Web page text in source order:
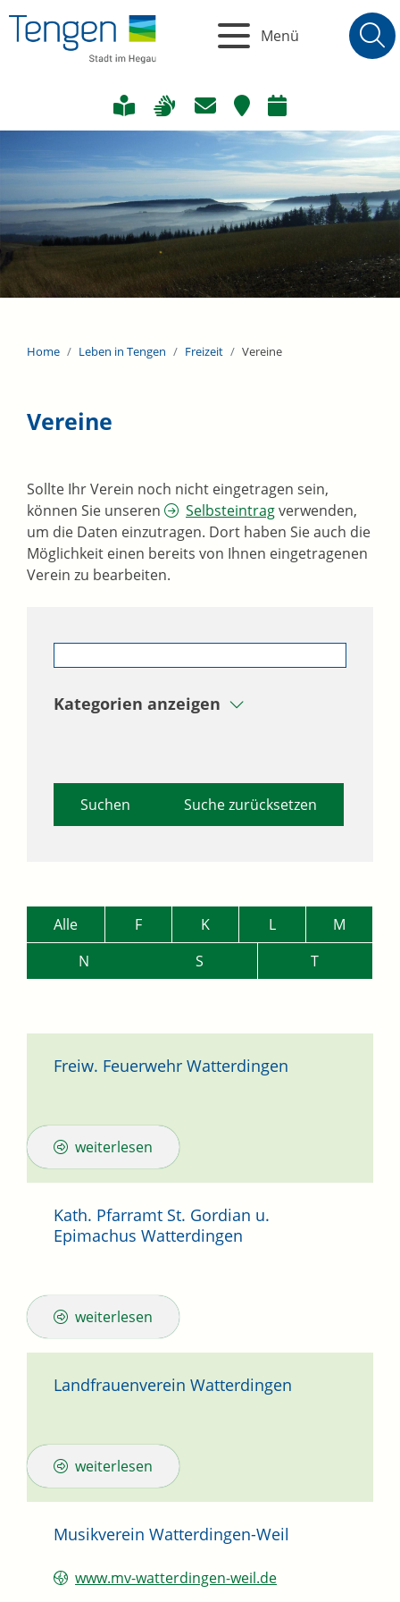
Menü
Home Leben in Tengen Freizeit Vereine
Vereine
Sollte Ihr Verein noch nicht eingetragen sein,
können Sie unseren
Selbsteintragverwenden,
um die Daten einzutragen. Dort haben Sie auch die
Möglichkeit einen bereits von Ihnen eingetragenen
Verein zu bearbeiten.
Kategorien anzeigen
Suche zurücksetzen
Alle F K L
M
N
S T
Freiw. Feuerwehr Watterdingen
weiterlesen
Kath. Pfarramt St. Gordian u.
Epimachus Watterdingen
weiterlesen
Landfrauenverein Watterdingen
weiterlesen
Musikverein Watterdingen-Weil
www.mv-watterdingen-weil.de